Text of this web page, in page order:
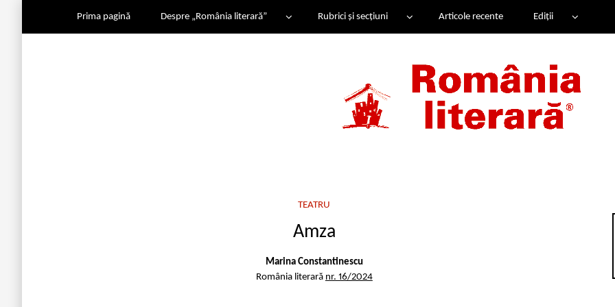
Prima pagină Despre „România literară” Rubrici și secțiuni Articole recente Ediții
TEATRU
Amza
Marina Constantinescu
România literară nr. 16/2024